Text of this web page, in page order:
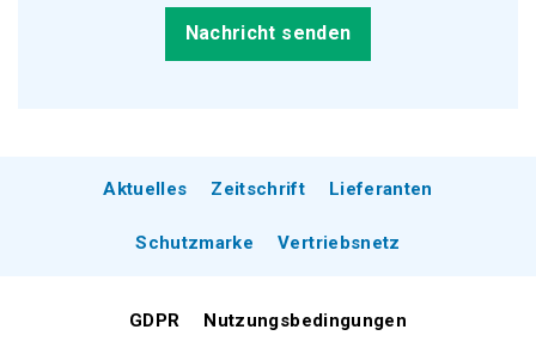
Aktuelles Zeitschrift Lieferanten
Schutzmarke Vertriebsnetz
GDPR Nutzungsbedingungen